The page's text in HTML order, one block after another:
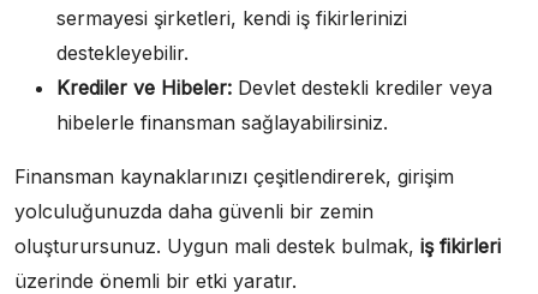
sermayesi şirketleri, kendi iş fikirlerinizi
destekleyebilir.
Krediler ve Hibeler: Devlet destekli krediler veya
hibelerle finansman sağlayabilirsiniz.
Finansman kaynaklarınızı çeşitlendirerek, girişim
yolculuğunuzda daha güvenli bir zemin
oluşturursunuz. Uygun mali destek bulmak, iş fikirleri
üzerinde önemli bir etki yaratır.